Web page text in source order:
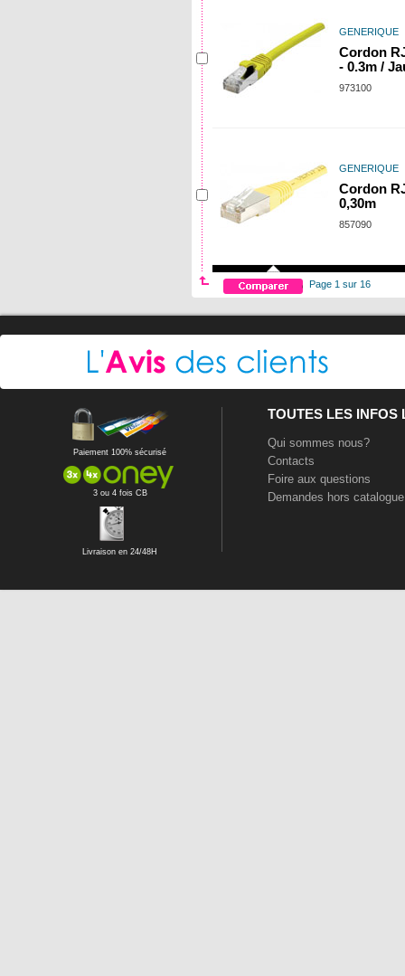
GENERIQUE
Cordon
- 0.3m /
973100
GENERIQUE
Cordon
0,30m
857090
Page 1 sur 16
Paiement 100% sécurisé
3 ou 4 fois CB
Livraison en 24/48H
TOUTES LES INFOS
Qui sommes nous?
Contacts
Foire aux questions
Demandes hors catalogue